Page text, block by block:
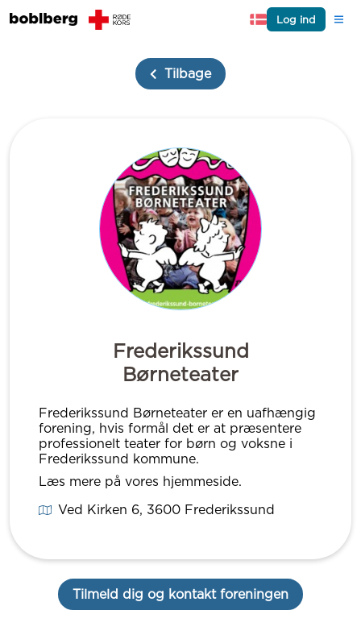
Log ind
Tilbage
Frederikssund
Børneteater
Frederikssund Børneteater er en uafhængig
forening, hvis formål det er at præsentere
professionelt teater for børn og voksne i
Frederikssund kommune.
Læs mere på vores hjemmeside.
Ved Kirken 6, 3600Frederikssund
Tilmeld dig og kontakt foreningen